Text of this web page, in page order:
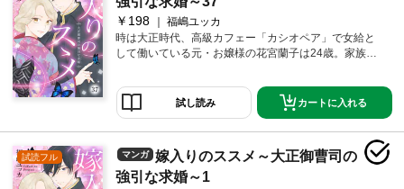
￥198
福嶋ユッカ
時は大正時代、高級カフェー「カシオペア」で女給と
して働いている元・お嬢様の花宮蘭子は24歳。家族か
中に、見知らぬイケメン大学青年から突然プレゼント
をもらう。色めきだつ仕事仲間たちだったが、わけの
わからない蘭子は極めて冷静。だが、家ではとんでも
ない問題が起きていた。なんと、子爵の蝶名橋家から
蘭子に縁談の話が来ているという。実は祖父同士が孫
を結婚させる約束をしていたのだ。とはいえ、仕事も
試し読み カートに入れる
試読フル マンガ
嫁入りのススメ～大正御曹司の
強引な求婚～1